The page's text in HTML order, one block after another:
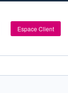
Espace Client